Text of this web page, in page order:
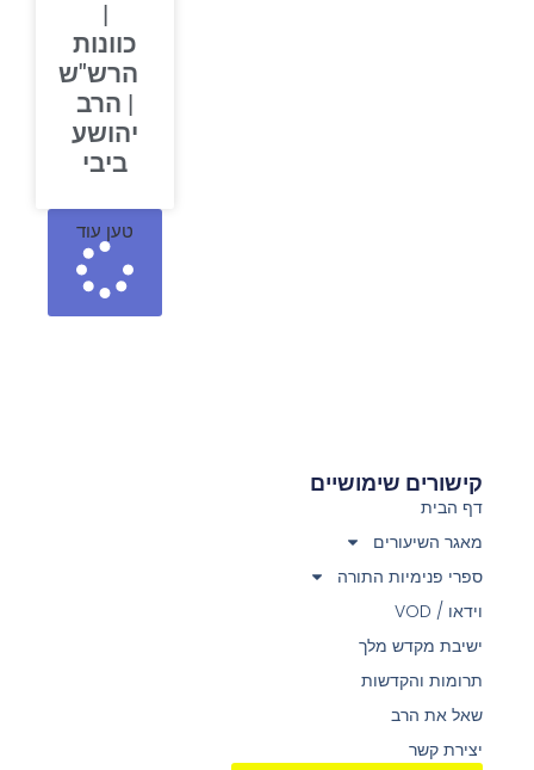
כוונות
הרש"ש
| הרב
יהושע
ביבי
טען עוד
קישורים שימושיים
דף הבית
מאגר השיעורים
ספרי פנימיות התורה
וידאו / VOD
ישיבת מקדש מלך
תרומות והקדשות
שאל את הרב
יצירת קשר